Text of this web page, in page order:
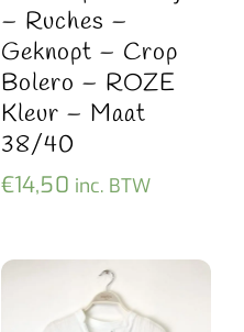
– Ruches –
Geknopt – Crop
Bolero – ROZE
Kleur – Maat
38/40
€14,50 inc. BTW